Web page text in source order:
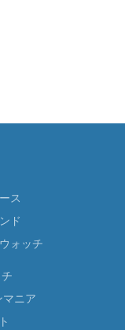
ス
ド
ォッチ
ニア